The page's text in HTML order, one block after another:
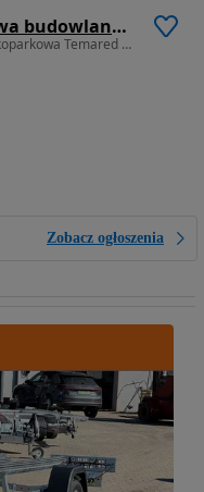
TEMARED Przyczepa koparkowa budowlanka 400x180cm DMC3500kg 3-osiowa z trapem
DMC 3500kg! R13C! MOCNA budowlanka koparkowa Temared builder 4018/3
Zobacz ogłoszenia